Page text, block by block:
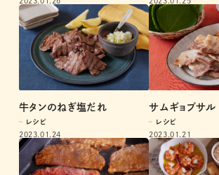
牛タンのねぎ塩だれ
レシピ
2023.01.24
サムギョプサル
レシピ
2023.01.21